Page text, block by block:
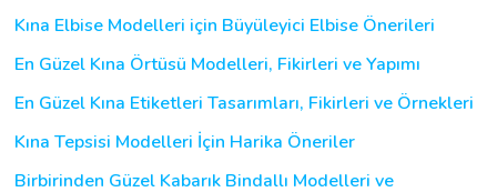
Kına Elbise Modelleri için Büyüleyici Elbise Önerileri
En Güzel Kına Örtüsü Modelleri, Fikirleri ve Yapımı
En Güzel Kına Etiketleri Tasarımları, Fikirleri ve Örnekleri
Kına Tepsisi Modelleri İçin Harika Öneriler
Birbirinden Güzel Kabarık Bindallı Modelleri ve